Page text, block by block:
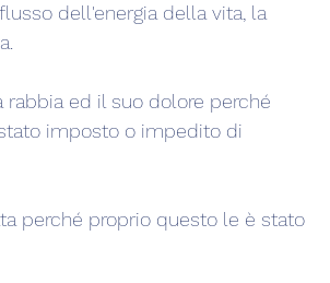
dell'energia della vita, la
rabbia ed il suo dolore perché
imposto o impedito di
perché proprio questo le è stato